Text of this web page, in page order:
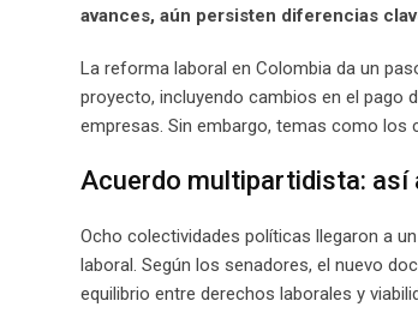
avances, aún persisten diferencias
La reforma laboral en Colombia da un
proyecto, incluyendo cambios en el pago
empresas. Sin embargo, temas como
Acuerdo multipartidista: así
Ocho colectividades políticas llegaron a
laboral. Según los senadores, el nuevo
equilibrio entre derechos laborales y